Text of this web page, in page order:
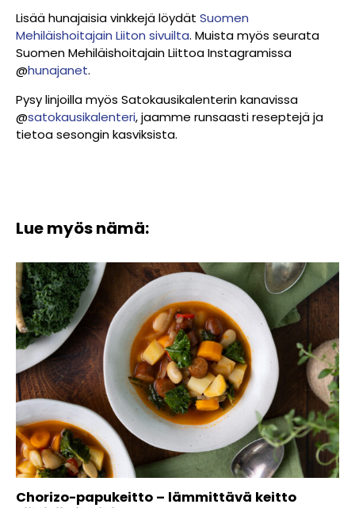
Lisää hunajaisia vinkkejä löydät Suomen
Mehiläishoitajain Liiton sivuilta. Muista myös seurata
Suomen Mehiläishoitajain Liittoa Instagramissa
@hunajanet.
Pysy linjoilla myös Satokausikalenterin kanavissa
@satokausikalenteri, jaamme runsaasti reseptejä ja
tietoa sesongin kasviksista.
Lue myös nämä:
Chorizo-papukeitto – lämmittävä keitto